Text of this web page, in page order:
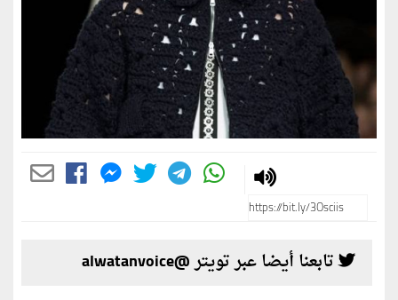
تابعنا أيضا عبر تويتر @alwatanvoice